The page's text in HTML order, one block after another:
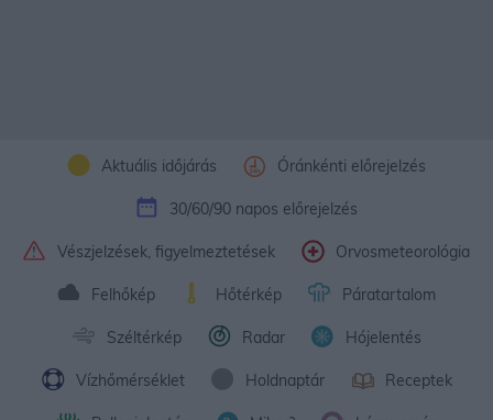
Aktuális időjárás Óránkénti előrejelzés
30/60/90 napos előrejelzés
Vészjelzések, figyelmeztetések Orvosmeteorológia
Felhőkép Hőtérkép Páratartalom
Széltérkép Radar Hójelentés
Vízhőmérséklet Holdnaptár Receptek